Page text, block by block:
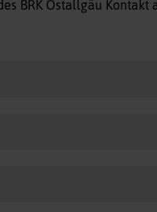
BRK Ostallgäu Kontakt